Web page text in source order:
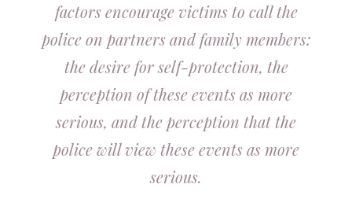
factors encourage victims to call the
police on partners and family members:
the desire for self-protection, the
perception of these events as more
serious, and the perception that the
police will view these events as more
serious.